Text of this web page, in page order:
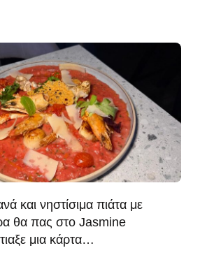
και νηστίσιμα πιάτα με
θα πας στο Jasmine
μια κάρτα…